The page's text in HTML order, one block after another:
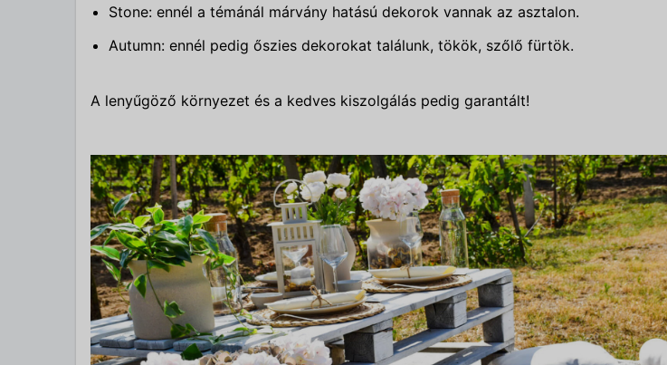
Stone: ennél a témánál márvány hatású dekorok vannak az asztalon.
Autumn: ennél pedig őszies dekorokat találunk, tökök, szőlő fürtök.
A lenyűgöző környezet és a kedves kiszolgálás pedig garantált!